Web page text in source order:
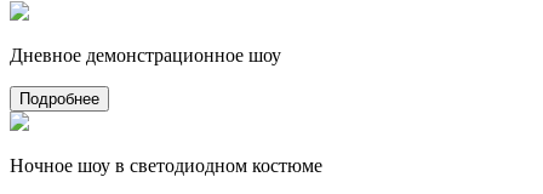
Дневное демонстрационное шоу
Подробнее
Ночное шоу в светодиодном костюме